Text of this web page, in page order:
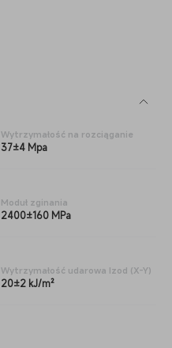
Wytrzymałość na rozciąganie
37±4 Mpa
Moduł zginania
2400±160 MPa
Wytrzymałość udarowa Izod (X-Y)
20±2 kJ/m²